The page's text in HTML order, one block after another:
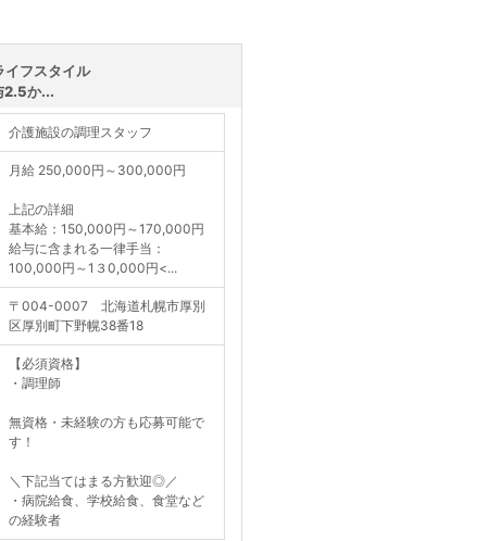
フスタイル
2.5か...
介護施設の調理スタッフ
月給 250,000円～300,000円
上記の詳細
基本給：150,000円～170,000円
給与に含まれる一律手当：
100,000円～1３0,000円<...
〒004-0007 北海道札幌市厚別
区厚別町下野幌38番18
【必須資格】
・調理師
無資格・未経験の方も応募可能で
す！
＼下記当てはまる方歓迎◎／
・病院給食、学校給食、食堂など
の経験者